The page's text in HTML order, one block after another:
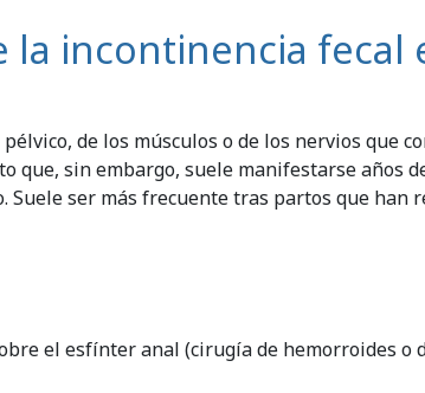
la incontinencia fecal
de los músculos o de los nervios que
que, sin embargo, suele manifestarse años
Suele ser más frecuente tras partos que han
el esfínter anal (cirugía de hemorroides o